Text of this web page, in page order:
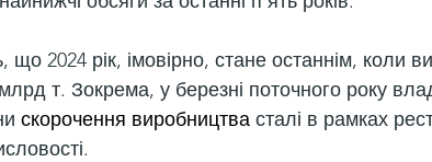
що 2024 рік, імовірно, стане останнім, коли
т. Зокрема, у березні поточного року
скорочення виробництва сталі в рамках